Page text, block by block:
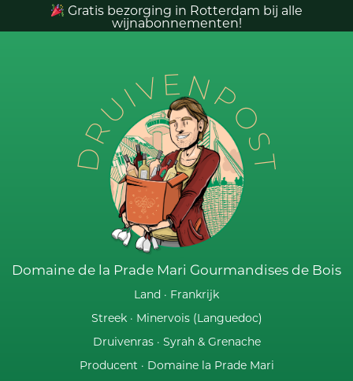
Gratis bezorging in Rotterdam bij alle
wijnabonnementen!
DRUIVENPOST
Domaine de la Prade Mari Gourmandises de Bois
Land · Frankrijk
Streek · Minervois (Languedoc)
Druivenras · Syrah & Grenache
Producent · Domaine la Prade Mari